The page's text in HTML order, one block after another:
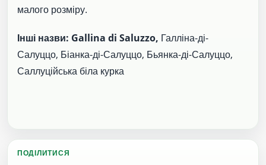
малого розміру.
Інші назви: Gallina di Saluzzo, Галліна-ді-
Салуццо, Біанка-ді-Салуццо, Бьянка-ді-Салуццо,
Саллуційська біла курка
ПОДІЛИТИСЯ